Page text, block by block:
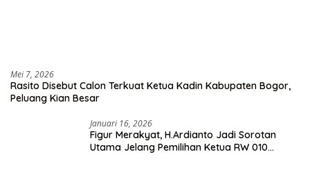
Mei 7, 2026
Rasito Disebut Calon Terkuat Ketua Kadin Kabupaten Bogor,
Peluang Kian Besar
Januari 16, 2026
Figur Merakyat, H.Ardianto Jadi Sorotan
Utama Jelang Pemilihan Ketua RW 010